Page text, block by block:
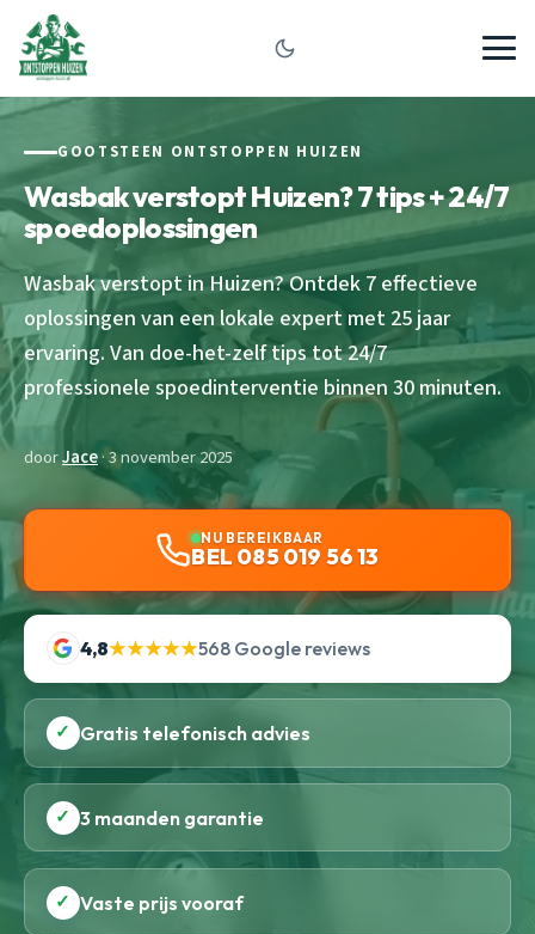
GOOTSTEEN ONTSTOPPEN HUIZEN
Wasbak verstopt Huizen? 7 tips + 24/7
spoedoplossingen
Wasbak verstopt in Huizen? Ontdek 7 effectieve
oplossingen van een lokale expert met 25 jaar
ervaring. Van doe-het-zelf tips tot 24/7
professionele spoedinterventie binnen 30 minuten.
doorJace· 3 november 2025
NU BEREIKBAAR
BEL 085 019 56 13
4,8★★★★★568 Google reviews
✓ Gratis telefonisch advies
✓ 3 maanden garantie
✓ Vaste prijs vooraf